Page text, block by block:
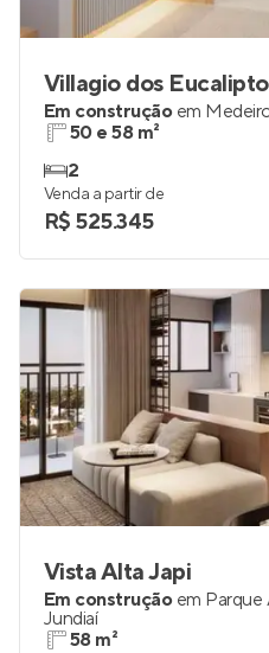
Villagio dos
Em construção em
50 e 58 m²
2
Venda a partir de
R$ 525.345
Vista Alta Japi
Em construção em Parque
Jundiaí
58 m²